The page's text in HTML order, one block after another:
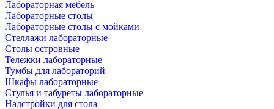
Лабораторная мебель
Лабораторные столы
Лабораторные столы с мойками
Стеллажи лабораторные
Столы островные
Тележки лабораторные
Тумбы для лабораторий
Шкафы лабораторные
Стулья и табуреты лабораторные
Надстройки для стола